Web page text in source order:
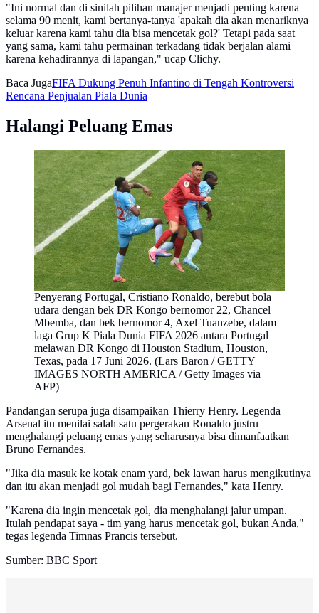
"Ini normal dan di sinilah pilihan manajer menjadi penting karena
selama 90 menit, kami bertanya-tanya 'apakah dia akan menariknya
keluar karena kami tahu dia bisa mencetak gol?' Tetapi pada saat
yang sama, kami tahu permainan terkadang tidak berjalan alami
karena kehadirannya di lapangan," ucap Clichy.
Baca JugaFIFA Dukung Penuh Infantino di Tengah Kontroversi
Rencana Penjualan Piala Dunia
Halangi Peluang Emas
Penyerang Portugal, Cristiano Ronaldo, berebut bola
udara dengan bek DR Kongo bernomor 22, Chancel
Mbemba, dan bek bernomor 4, Axel Tuanzebe, dalam
laga Grup K Piala Dunia FIFA 2026 antara Portugal
melawan DR Kongo di Houston Stadium, Houston,
Texas, pada 17 Juni 2026. (Lars Baron / GETTY
IMAGES NORTH AMERICA / Getty Images via
AFP)
Pandangan serupa juga disampaikan Thierry Henry. Legenda
Arsenal itu menilai salah satu pergerakan Ronaldo justru
menghalangi peluang emas yang seharusnya bisa dimanfaatkan
Bruno Fernandes.
"Jika dia masuk ke kotak enam yard, bek lawan harus mengikutinya
dan itu akan menjadi gol mudah bagi Fernandes," kata Henry.
"Karena dia ingin mencetak gol, dia menghalangi jalur umpan.
Itulah pendapat saya - tim yang harus mencetak gol, bukan Anda,"
tegas legenda Timnas Prancis tersebut.
Sumber: BBC Sport